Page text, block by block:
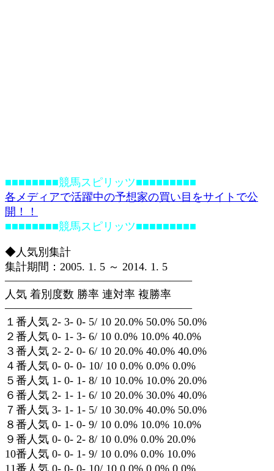
■■■■■■■■競馬スピリッツ■■■■■■■■■
各メディアで活躍中の予想家の買い目をサイトで公
開！！
■■■■■■■■競馬スピリッツ■■■■■■■■■
◆人気別集計
集計期間：2005. 1. 5 ～ 2014. 1. 5
—————————————————
人気 着別度数 勝率 連対率 複勝率
—————————————————
１番人気 2- 3- 0- 5/ 10 20.0% 50.0% 50.0%
２番人気 0- 1- 3- 6/ 10 0.0% 10.0% 40.0%
３番人気 2- 2- 0- 6/ 10 20.0% 40.0% 40.0%
４番人気 0- 0- 0- 10/ 10 0.0% 0.0% 0.0%
５番人気 1- 0- 1- 8/ 10 10.0% 10.0% 20.0%
６番人気 2- 1- 1- 6/ 10 20.0% 30.0% 40.0%
７番人気 3- 1- 1- 5/ 10 30.0% 40.0% 50.0%
８番人気 0- 1- 0- 9/ 10 0.0% 10.0% 10.0%
９番人気 0- 0- 2- 8/ 10 0.0% 0.0% 20.0%
10番人気 0- 0- 1- 9/ 10 0.0% 0.0% 10.0%